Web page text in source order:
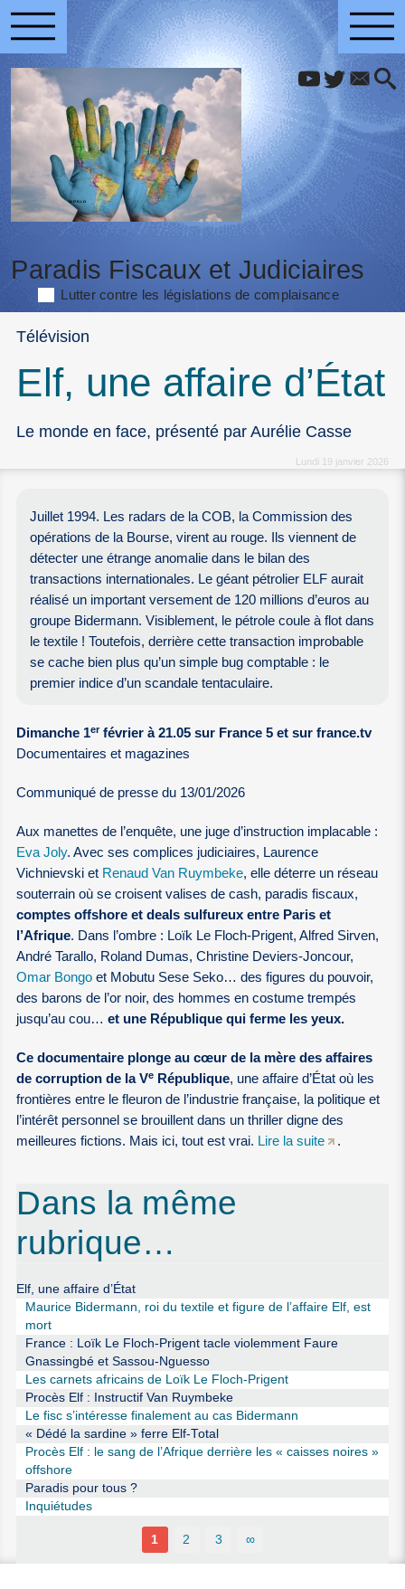
Paradis Fiscaux et Judiciaires
Lutter contre les législations de complaisance
Télévision
Elf, une affaire d’État
Le monde en face, présenté par Aurélie Casse
Lundi 19 janvier 2026
Juillet 1994. Les radars de la COB, la Commission des
opérations de la Bourse, virent au rouge. Ils viennent de
détecter une étrange anomalie dans le bilan des
transactions internationales. Le géant pétrolier ELF aurait
réalisé un important versement de 120 millions d’euros au
groupe Bidermann. Visiblement, le pétrole coule à flot dans
le textile ! Toutefois, derrière cette transaction improbable
se cache bien plus qu’un simple bug comptable : le
premier indice d’un scandale tentaculaire.
Dimanche 1erfévrier à 21.05 sur France 5 et sur france.tv
Documentaires et magazines
Communiqué de presse du 13/01/2026
Aux manettes de l’enquête, une juge d’instruction implacable :
Eva Joly. Avec ses complices judiciaires, Laurence
Vichnievski et Renaud Van Ruymbeke, elle déterre un réseau
souterrain où se croisent valises de cash, paradis fiscaux,
comptes offshore et deals sulfureux entre Paris et
l’Afrique. Dans l’ombre : Loïk Le Floch-Prigent, Alfred Sirven,
André Tarallo, Roland Dumas, Christine Deviers-Joncour,
Omar Bongo et Mobutu Sese Seko… des figures du pouvoir,
des barons de l’or noir, des hommes en costume trempés
jusqu’au cou…et une République qui ferme les yeux.
Ce documentaire plonge au cœur de la mère des affaires
de corruption de la Ve République, une affaire d’État où les
frontières entre le fleuron de l’industrie française, la politique et
l’intérêt personnel se brouillent dans un thriller digne des
meilleures fictions. Mais ici, tout est vrai. Lire la suite .
Dans la même
rubrique…
Elf, une affaire d’État
Maurice Bidermann, roi du textile et figure de l’affaire Elf, est
mort
France : Loïk Le Floch-Prigent tacle violemment Faure
Gnassingbé et Sassou-Nguesso
Les carnets africains de Loïk Le Floch-Prigent
Procès Elf : Instructif Van Ruymbeke
Le fisc s’intéresse finalement au cas Bidermann
« Dédé la sardine » ferre Elf-Total
Procès Elf : le sang de l’Afrique derrière les « caisses noires »
offshore
Paradis pour tous ?
Inquiétudes
1 2 3 ∞